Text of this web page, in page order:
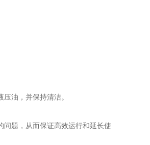
油，并保持清洁。
题，从而保证高效运行和延长使